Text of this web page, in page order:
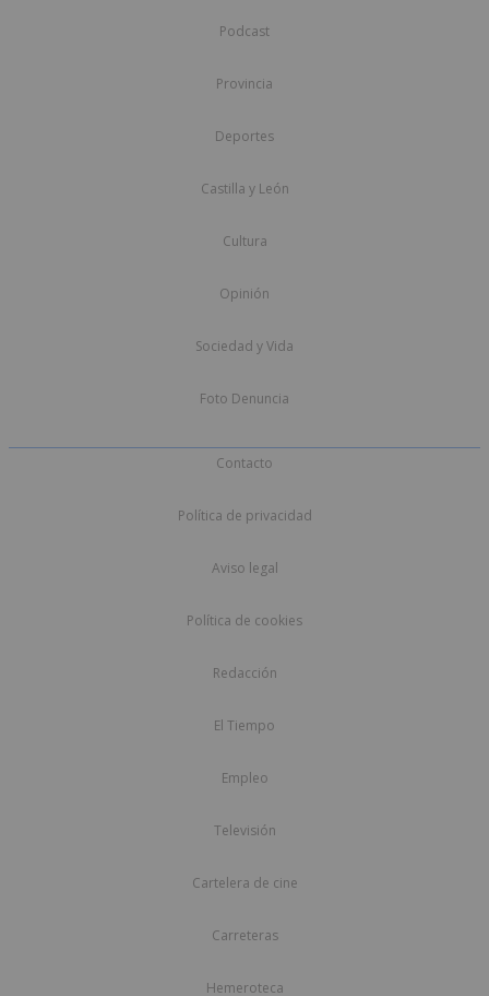
Podcast
Provincia
Deportes
Castilla y León
Cultura
Opinión
Sociedad y Vida
Foto Denuncia
Contacto
Política de privacidad
Aviso legal
Política de cookies
Redacción
El Tiempo
Empleo
Televisión
Cartelera de cine
Carreteras
Hemeroteca